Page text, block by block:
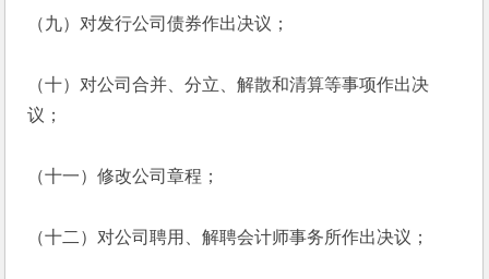
（九）对发行公司债券作出决议；
（十）对公司合并、分立、解散和清算等事项作出决
议；
（十一）修改公司章程；
（十二）对公司聘用、解聘会计师事务所作出决议；